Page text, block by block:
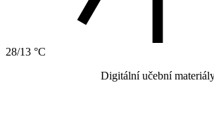
28/13 °C
Digitální učební